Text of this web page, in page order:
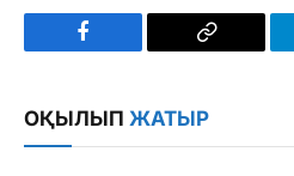
Facebook
Copy
ОҚЫЛЫП ЖАТЫР